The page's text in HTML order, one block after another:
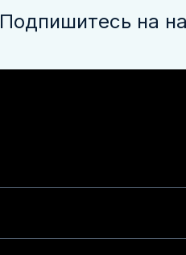
Подпишитесь на